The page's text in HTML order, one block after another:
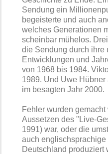
Sendung ein
begeisterte und auch
welches Generationen
scheinbar mühelos.
die Sendung durch ihre
Entwicklungen und
von 1968 bis 1984.
1989. Und Uwe
im besagten Jahr 2000.
Fehler wurden
Aussetzen des "Live-
1991) war, oder die
auch englischsprachige
Deutschland produziert